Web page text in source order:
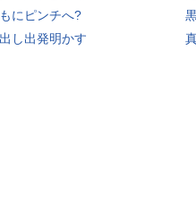
にピンチへ?
し出発明かす